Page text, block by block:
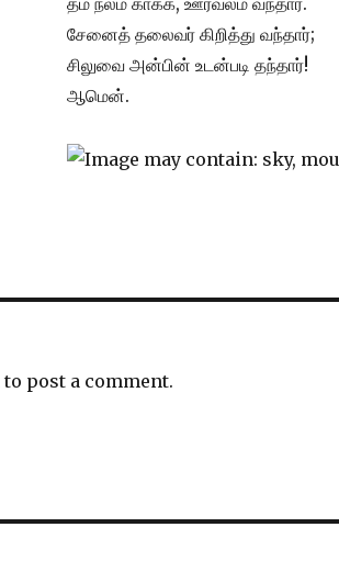
சேனைத் தலைவர் கிறித்து வந்தார்;
சிலுவை அன்பின் உடன்படி தந்தார்!
ஆமென்.
to post a comment.